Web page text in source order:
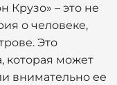
Крузо» – это не
о человеке,
Это
которая может
внимательно ее